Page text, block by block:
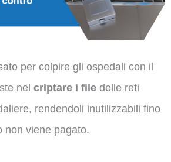
per colpire gli ospedali con il
nel criptare i file delle reti
rendendoli inutilizzabili fino
non viene pagato.